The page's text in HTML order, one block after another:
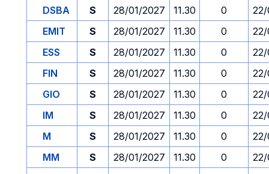
DSBA S 28/01/2027 11.30 0
EMIT
S 28/01/2027 11.30 0
ESS
S 28/01/2027 11.30 0
FIN
S 28/01/2027 11.30 0
GIO
S 28/01/2027 11.30 0
IM
S 28/01/2027 11.30 0
M
S 28/01/2027 11.30 0
MM
S 28/01/2027 11.30 0